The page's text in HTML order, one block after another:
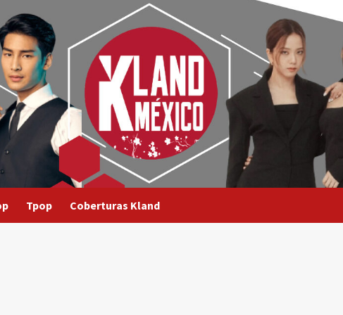
Tpop Coberturas Kland